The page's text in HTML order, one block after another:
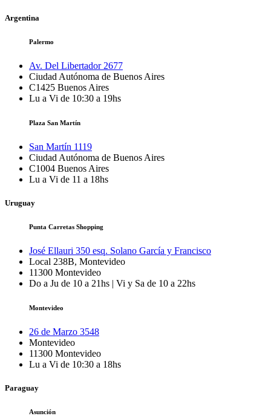
Argentina
Palermo
Av. Del Libertador 2677
Ciudad Autónoma de Buenos Aires
C1425 Buenos Aires
Lu a Vi de 10:30 a 19hs
Plaza San Martín
San Martín 1119
Ciudad Autónoma de Buenos Aires
C1004 Buenos Aires
Lu a Vi de 11 a 18hs
Uruguay
Punta Carretas Shopping
José Ellauri 350 esq. Solano García y Francisco
Local 238B, Montevideo
11300 Montevideo
Do a Ju de 10 a 21hs | Vi y Sa de 10 a 22hs
Montevideo
26 de Marzo 3548
Montevideo
11300 Montevideo
Lu a Vi de 10:30 a 18hs
Paraguay
Asunción